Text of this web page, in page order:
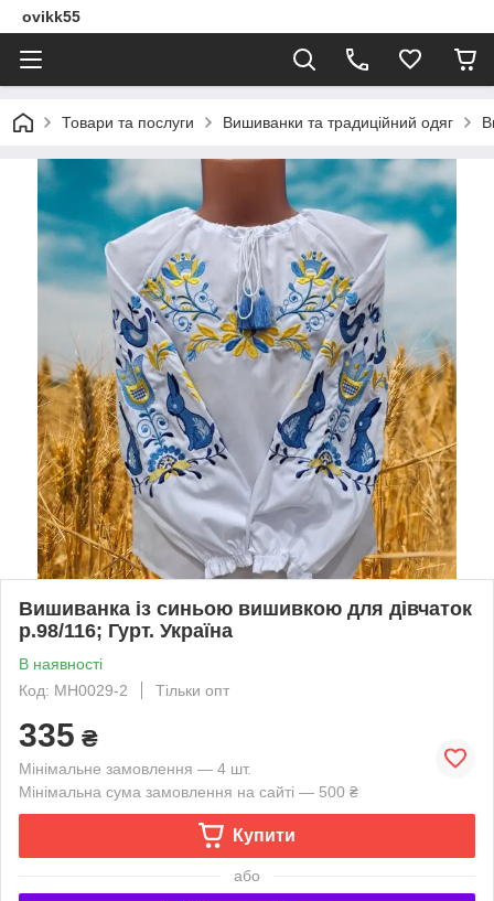
ovikk55
Товари та послуги Вишиванки та традиційний одяг
Вишиванка із синьою вишивкою для дівчаток
р.98/116; Гурт. Україна
В наявності
Код: MH0029-2
Тільки опт
335 ₴
Мінімальне замовлення — 4 шт.
Мінімальна сума замовлення на сайті — 500 ₴
Купити
або